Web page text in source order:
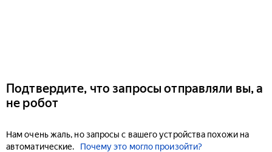
Подтвердите, что запросы отправляли вы, а
не робот
Нам очень жаль, но запросы с вашего устройства похожи на
автоматические.
Почему это могло произойти?